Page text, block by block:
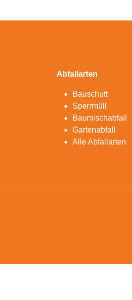
Abfallarten
Bauschutt
Sperrmüll
Baumischabfall
Gartenabfall
Alle Abfallarten